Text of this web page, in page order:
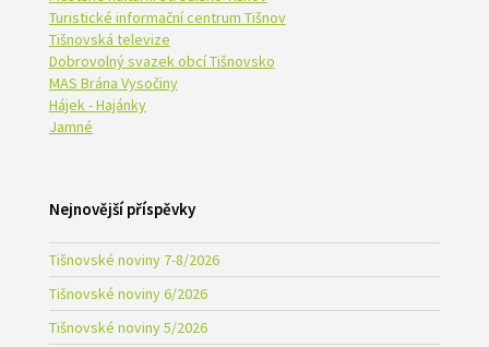
Turistické informační centrum Tišnov
Tišnovská televize
Dobrovolný svazek obcí Tišnovsko
MAS Brána Vysočiny
Hájek - Hajánky
Jamné
Nejnovější příspěvky
Tišnovské noviny 7-8/2026
Tišnovské noviny 6/2026
Tišnovské noviny 5/2026